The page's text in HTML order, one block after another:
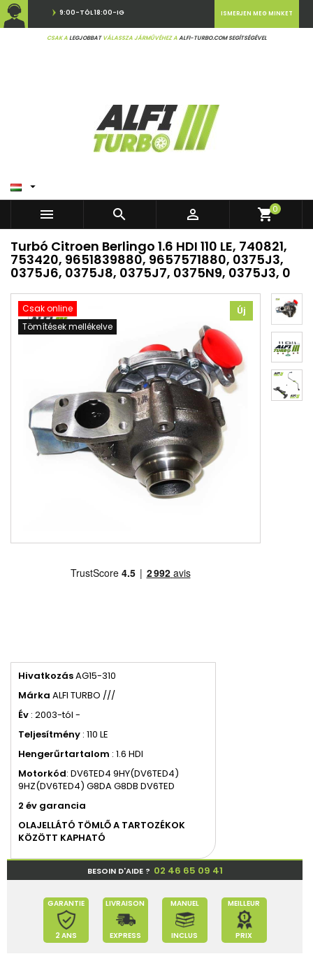
9:00-TÓL 18:00-IG
CSAK ALEGJOBBATVÁLASSZA JÁRMŰVÉHEZ AALFI-TURBO.COM SEGÍTSÉGÉVEL
ISMERJEN MEG MINKET

   shopping_cart0
Turbó Citroen Berlingo 1.6 HDI 110 LE, 740821,
753420, 9651839880, 9657571880, 0375J3,
0375J6, 0375J8, 0375J7, 0375N9, 0375J3, 0
Csak online
Tömítések mellékelve
Új
HivatkozásAG15-310
Márka ALFI TURBO ///
Év : 2003-tól -
Teljesítmény : 110 LE
Hengerűrtartalom : 1.6 HDI
Motorkód: DV6TED4 9HY(DV6TED4)
9HZ(DV6TED4) G8DA G8DB DV6TED
2 év garancia
OLAJELLÁTÓ TÖMLŐ A TARTOZÉKOK
KÖZÖTT KAPHATÓ
BESOIN D'AIDE ? 02 46 65 09 41
GARANTIE
2 ANS
LIVRAISON
EXPRESS
MANUEL
INCLUS
MEILLEUR
PRIX